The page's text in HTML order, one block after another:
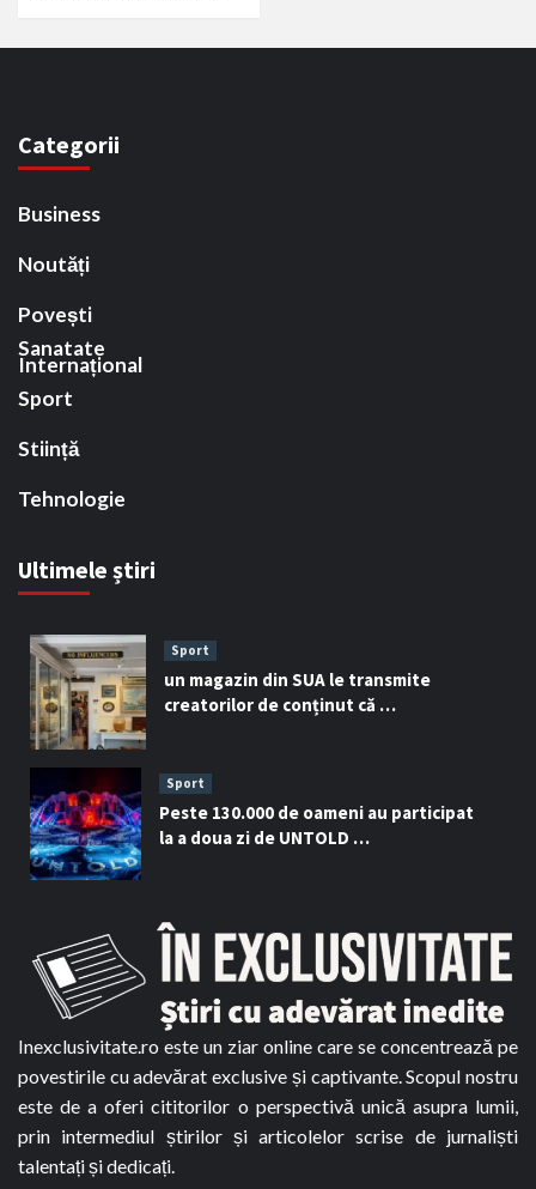
Categorii
Business
Noutăți
Povești
Internațional
Sanatate
Sport
Stiință
Tehnologie
Ultimele știri
Sport
un magazin din SUA le transmite
creatorilor de conținut că …
Sport
Peste 130.000 de oameni au participat
la a doua zi de UNTOLD …
Inexclusivitate.ro este un ziar online care se concentrează pe
povestirile cu adevărat exclusive și captivante. Scopul nostru
este de a oferi cititorilor o perspectivă unică asupra lumii,
prin intermediul știrilor și articolelor scrise de jurnaliști
talentați și dedicați.